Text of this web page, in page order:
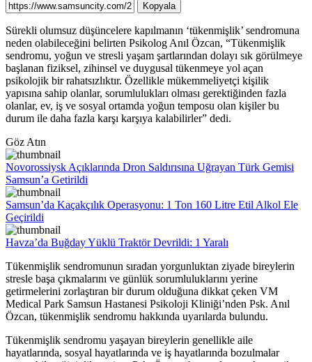
Kopyala
Sürekli olumsuz düşüncelere kapılmanın ‘tükenmişlik’ sendromuna
neden olabileceğini belirten Psikolog Anıl Özcan, “Tükenmişlik
sendromu, yoğun ve stresli yaşam şartlarından dolayı sık görülmeye
başlanan fiziksel, zihinsel ve duygusal tükenmeye yol açan
psikolojik bir rahatsızlıktır. Özellikle mükemmeliyetçi kişilik
yapısına sahip olanlar, sorumlulukları olması gerektiğinden fazla
olanlar, ev, iş ve sosyal ortamda yoğun temposu olan kişiler bu
durum ile daha fazla karşı karşıya kalabilirler” dedi.
Göz Atın
Novorossiysk Açıklarında Dron Saldırısına Uğrayan Türk Gemisi
Samsun’a Getirildi
Samsun’da Kaçakçılık Operasyonu: 1 Ton 160 Litre Etil Alkol Ele
Geçirildi
Havza’da Buğday Yüklü Traktör Devrildi: 1 Yaralı
Tükenmişlik sendromunun sıradan yorgunluktan ziyade bireylerin
stresle başa çıkmalarını ve günlük sorumluluklarını yerine
getirmelerini zorlaştıran bir durum olduğuna dikkat çeken VM
Medical Park Samsun Hastanesi Psikoloji Kliniği’nden Psk. Anıl
Özcan, tükenmişlik sendromu hakkında uyarılarda bulundu.
Tükenmişlik sendromu yaşayan bireylerin genellikle aile
hayatlarında, sosyal hayatlarında ve iş hayatlarında bozulmalar